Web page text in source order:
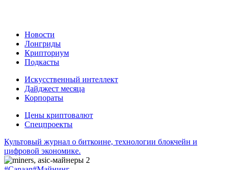
Новости
Лонгриды
Крипториум
Подкасты
Искусственный интеллект
Дайджест месяца
Корпораты
Цены криптовалют
Спецпроекты
Культовый журнал о биткоине, технологии блокчейн и
цифровой экономике.